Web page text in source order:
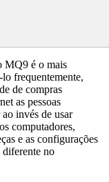
MQ9 é o mais
frequentemente,
de compras
as pessoas
invés de usar
computadores,
e as configurações
diferente no